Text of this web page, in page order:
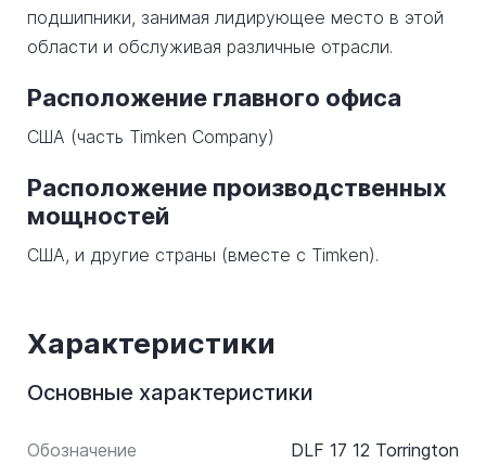
подшипники, занимая лидирующее место в этой
области и обслуживая различные отрасли.
Расположение главного офиса
США (часть Timken Company)
Расположение производственных
мощностей
США, и другие страны (вместе с Timken).
Характеристики
Основные характеристики
Обозначение DLF 17 12 Torrington